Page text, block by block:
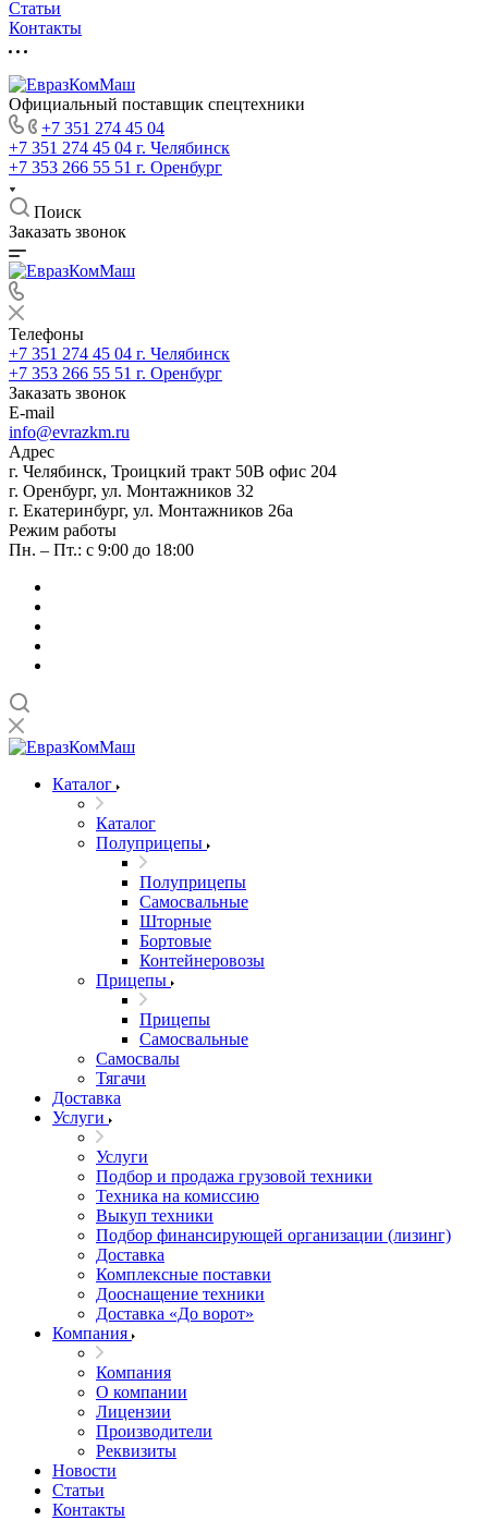
Статьи
Контакты
Официальный поставщик спецтехники
+7 351 274 45 04
+7 351 274 45 04 г. Челябинск
+7 353 266 55 51 г. Оренбург
Поиск
Заказать звонок
Телефоны
+7 351 274 45 04 г. Челябинск
+7 353 266 55 51 г. Оренбург
Заказать звонок
E-mail
info@evrazkm.ru
Адрес
г. Челябинск, Троицкий тракт 50В офис 204
г. Оренбург, ул. Монтажников 32
г. Екатеринбург, ул. Монтажников 26а
Режим работы
Пн. – Пт.: с 9:00 до 18:00
Каталог
Каталог
Полуприцепы
Полуприцепы
Самосвальные
Шторные
Бортовые
Контейнеровозы
Прицепы
Прицепы
Самосвальные
Самосвалы
Тягачи
Доставка
Услуги
Услуги
Подбор и продажа грузовой техники
Техника на комиссию
Выкуп техники
Подбор финансирующей организации (лизинг)
Доставка
Комплексные поставки
Дооснащение техники
Доставка «До ворот»
Компания
Компания
О компании
Лицензии
Производители
Реквизиты
Новости
Статьи
Контакты